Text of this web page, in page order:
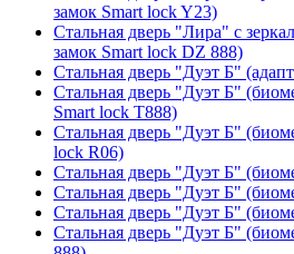
замок Smart lock Y23)
Стальная дверь "Лира" с
замок Smart lock DZ 888)
Стальная дверь "Дуэт Б"
Стальная дверь "Дуэт Б"
Smart lock T888)
Стальная дверь "Дуэт Б"
lock R06)
Стальная дверь "Дуэт Б"
Стальная дверь "Дуэт Б"
Стальная дверь "Дуэт Б"
Стальная дверь "Дуэт Б"